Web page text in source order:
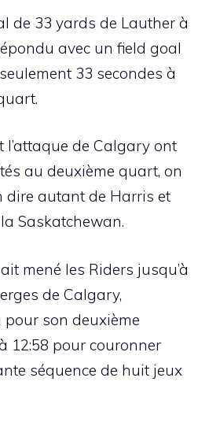
de 33 yards de Lauther à
avec un field goal
33 secondes à
l’attaque de Calgary ont
au deuxième quart, on
dire autant de Harris et
Saskatchewan.
mené les Riders jusqu’à
de Calgary,
son deuxième
12:58 pour couronner
séquence de huit jeux